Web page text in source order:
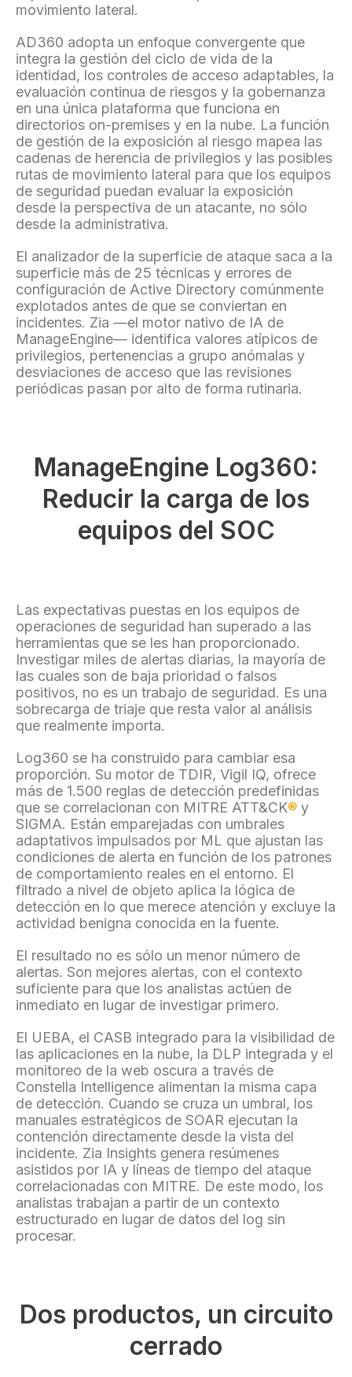
movimiento lateral.
AD360 adopta un enfoque convergente que
integra la gestión del ciclo de vida de la
identidad, los controles de acceso adaptables, la
evaluación continua de riesgos y la gobernanza
en una única plataforma que funciona en
directorios on-premises y en la nube. La función
de gestión de la exposición al riesgo mapea las
cadenas de herencia de privilegios y las posibles
rutas de movimiento lateral para que los equipos
de seguridad puedan evaluar la exposición
desde la perspectiva de un atacante, no sólo
desde la administrativa.
El analizador de la superficie de ataque saca a la
superficie más de 25 técnicas y errores de
configuración de Active Directory comúnmente
explotados antes de que se conviertan en
incidentes. Zia —el motor nativo de IA de
ManageEngine— identifica valores atípicos de
privilegios, pertenencias a grupo anómalas y
desviaciones de acceso que las revisiones
periódicas pasan por alto de forma rutinaria.
ManageEngine Log360:
Reducir la carga de los
equipos del SOC
Las expectativas puestas en los equipos de
operaciones de seguridad han superado a las
herramientas que se les han proporcionado.
Investigar miles de alertas diarias, la mayoría de
las cuales son de baja prioridad o falsos
positivos, no es un trabajo de seguridad. Es una
sobrecarga de triaje que resta valor al análisis
que realmente importa.
Log360 se ha construido para cambiar esa
proporción. Su motor de TDIR, Vigil IQ, ofrece
más de 1.500 reglas de detección predefinidas
que se correlacionan con MITRE ATT&CK® y
SIGMA. Están emparejadas con umbrales
adaptativos impulsados por ML que ajustan las
condiciones de alerta en función de los patrones
de comportamiento reales en el entorno. El
filtrado a nivel de objeto aplica la lógica de
detección en lo que merece atención y excluye la
actividad benigna conocida en la fuente.
El resultado no es sólo un menor número de
alertas. Son mejores alertas, con el contexto
suficiente para que los analistas actúen de
inmediato en lugar de investigar primero.
El UEBA, el CASB integrado para la visibilidad de
las aplicaciones en la nube, la DLP integrada y el
monitoreo de la web oscura a través de
Constella Intelligence alimentan la misma capa
de detección. Cuando se cruza un umbral, los
manuales estratégicos de SOAR ejecutan la
contención directamente desde la vista del
incidente. Zia Insights genera resúmenes
asistidos por IA y líneas de tiempo del ataque
correlacionadas con MITRE. De este modo, los
analistas trabajan a partir de un contexto
estructurado en lugar de datos del log sin
procesar.
Dos productos, un circuito
cerrado